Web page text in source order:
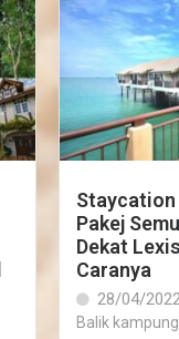
Staycation
Pakej
Dekat
Caranya
28/04/
Balik